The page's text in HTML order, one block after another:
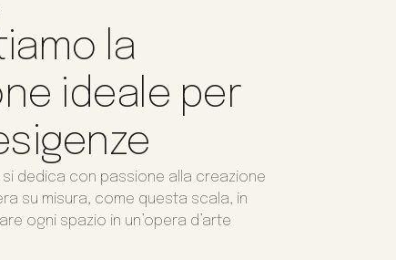
la
ideale per
dedica con passione alla creazione
su misura, come questa scala, in
ogni spazio in un’opera d’arte